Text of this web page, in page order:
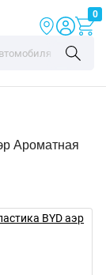
0
Ароматная